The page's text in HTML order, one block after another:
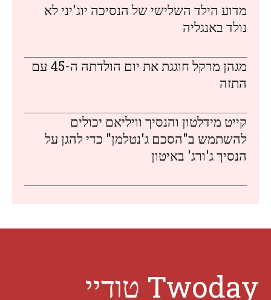
מדוע הילד השלישי של הנסיכה יוג'יני לא
נולד באנגליה
מגהן מרקל חוגגת את יום הולדתה ה-45 עם
התזה
קייט מידלטון והנסיך וויליאם יכולים
להשתמש ב"הסכם ג'נטלמן" כדי להגן על
הנסיך ג'ורג' באיטון
Twoday טודיי